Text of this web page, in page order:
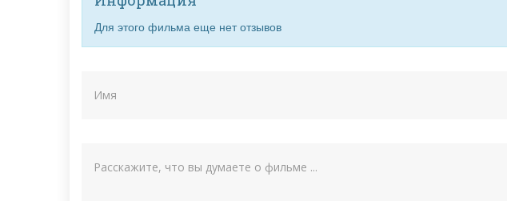
Для этого фильма еще нет отзывов